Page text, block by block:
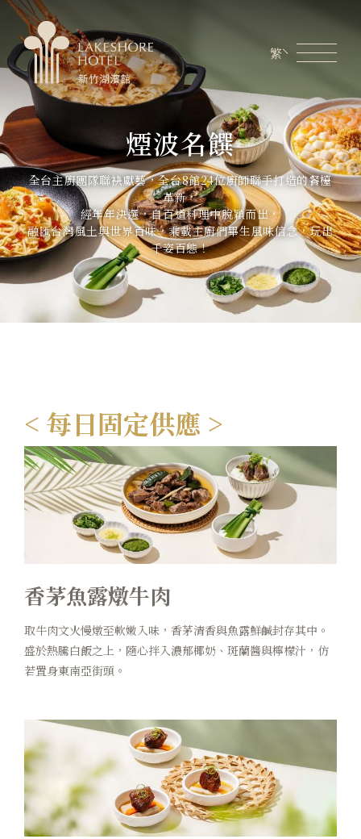
繁
煙波名饌
全台主廚團隊聯袂獻藝，全台8館24位廚師聯手打造的餐檯
革新，
經年年決選，自百道料理中脫穎而出，
融匯台灣風土與世界百味，乘載主廚們畢生風味信念，玩出
千姿百態！
< 每日固定供應 >
香茅魚露燉牛肉
取牛肉文火慢燉至軟嫩入味，香茅清香與魚露鮮鹹封存其中。
盛於熱騰白飯之上，隨心拌入濃郁椰奶、斑蘭醬與檸檬汁，仿
若置身東南亞街頭。
會員專區 煙波生活線上購物 線上旅展券使用說明
關於煙波
客房資訊
餐飲美饌
婚宴會議
新訊優惠
煙波早午餐
在地旅行
永續專區
常見問題